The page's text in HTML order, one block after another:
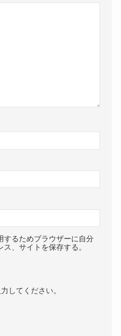
するためブラウザーに自分
、サイトを保存する。
してください。